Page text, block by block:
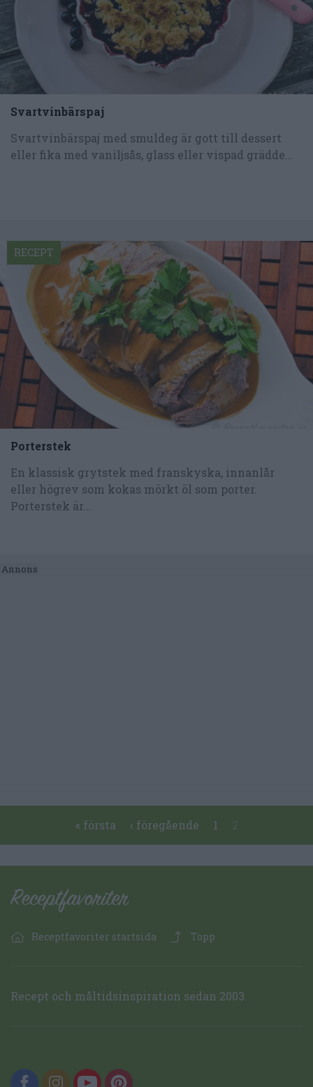
Svartvinbärspaj
Svartvinbärspaj med smuldeg är gott till dessert
eller fika med vaniljsås, glass eller vispad grädde...
Porterstek
En klassisk grytstek med franskyska, innanlår
eller högrev som kokas mörkt öl som porter.
Porterstek är...
RECEPT
Pages
« första
‹ föregående 1
Receptfavoriter startsida Topp
Recept och måltidsinspiration sedan 2003.